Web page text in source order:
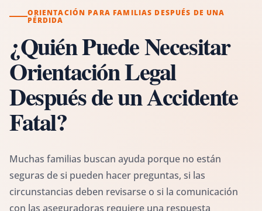
ORIENTACIÓN PARA FAMILIAS DESPUÉS DE UNA
PÉRDIDA
¿Quién Puede Necesitar
Orientación Legal
Después de un Accidente
Fatal?
Muchas familias buscan ayuda porque no están
seguras de si pueden hacer preguntas, si las
circunstancias deben revisarse o si la comunicación
con las aseguradoras requiere una respuesta